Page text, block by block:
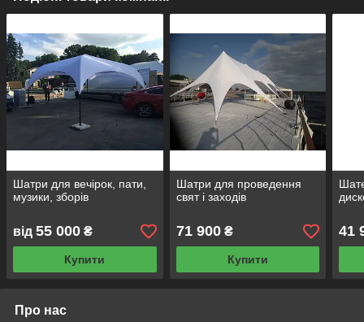
Шатри для вечірок, пати,
музики, зборів
від 55 000 ₴
Купити
Шатри для проведення
свят і заходів
71 900₴
Купити
41
Про нас